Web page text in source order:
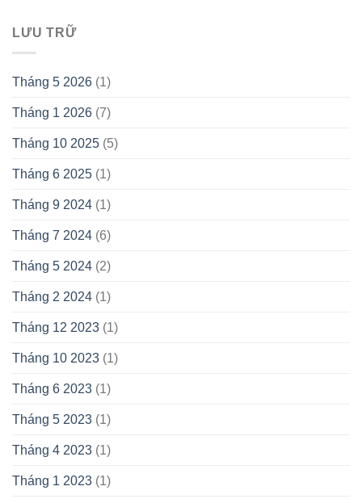
LƯU TRỮ
Tháng 5 2026 (1)
Tháng 1 2026 (7)
Tháng 10 2025 (5)
Tháng 6 2025 (1)
Tháng 9 2024 (1)
Tháng 7 2024 (6)
Tháng 5 2024 (2)
Tháng 2 2024 (1)
Tháng 12 2023 (1)
Tháng 10 2023 (1)
Tháng 6 2023 (1)
Tháng 5 2023 (1)
Tháng 4 2023 (1)
Tháng 1 2023 (1)